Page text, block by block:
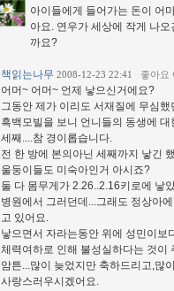
아이들에게 들어가는 돈이 어
아요. 연우가 세상에 작게 나
까요?
책읽는나무 2008-12-23 22:41 좋아요
어머~ 어머~ 언제 낳으신거에요?
그동안 제가 이리도 서재질에 무심
흑백모빌을 보니 언니들의 동생에
세째....참 경이롭습니다.
전 한 방에 본의아닌 세째까지 낳긴
울둥이들도 미숙아인거 아시죠?
둘 다 몸무게가 2.26..2.16키로에 낳
병원에서 그러던데...그래도 정상아
고 있어요.
낳으면서 자라는동안 위에 성민이보
체력여하로 인해 불성실하다는 것이
암튼...많이 늦었지만 축하드리고,많
사랑스러우시겠어요.